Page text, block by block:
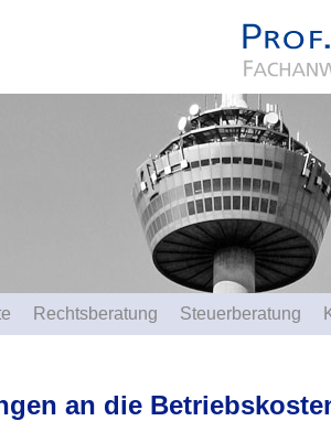
Rechtsberatung Steuerberatung
an die